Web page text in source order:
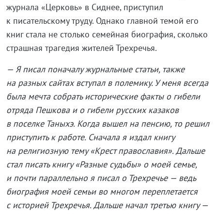
журнала «Церковь» в Сиднее, приступил
к писательскому труду. Однако главной темой его
книг стала не столько семейная биография, сколько
страшная трагедия жителей Трехречья.
— Я писал поначалу журнальные статьи, также
на разных сайтах вступал в полемику. У меня всегда
была мечта собрать исторические факты о гибели
отряда Пешкова и о гибели русских казаков
в поселке Таныхэ. Когда вышел на пенсию, то решил
приступить к работе. Сначала я издал книгу
на религиозную тему «Крест православия». Дальше
стал писать книгу «Разные судьбы» о моей семье,
и почти параллельно я писал о Трехречье — ведь
биография моей семьи во многом переплетается
с историей Трехречья. Дальше начал третью книгу —